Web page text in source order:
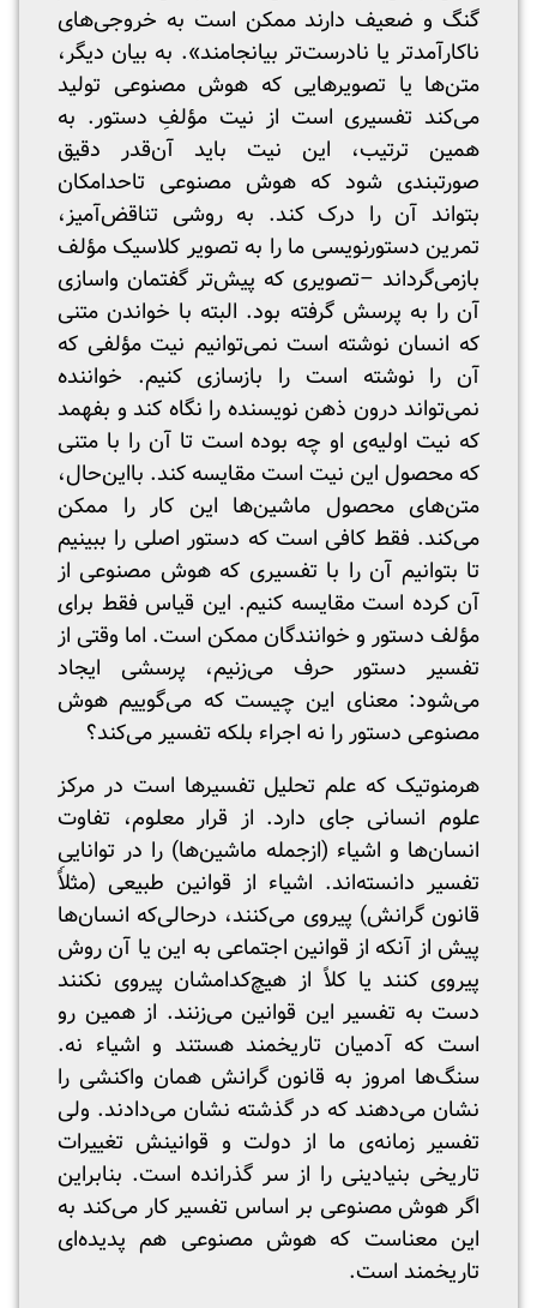
گنگ و ضعیف دارند ممکن است به خروجی‌های
ناکارآمدتر یا نادرست‌تر بیانجامند». به بیان دیگر،
متن‌ها یا تصویرهایی که هوش مصنوعی تولید
می‌کند تفسیری است از نیت مؤلفِ دستور. به
همین ترتیب، این نیت باید آن‌قدر دقیق
صورتبندی شود که هوش مصنوعی تاحدامکان
بتواند آن را درک کند. به روشی تناقض‌آمیز،
تمرین دستورنویسی ما را به تصویر کلاسیک مؤلف
بازمی‌گرداند –تصویری که پیش‌تر گفتمان واسازی
آن را به پرسش گرفته بود. البته با خواندن متنی
که انسان نوشته است نمی‌توانیم نیت مؤلفی که
آن را نوشته است را بازسازی کنیم. خواننده
نمی‌تواند درون ذهن نویسنده را نگاه کند و بفهمد
که نیت اولیه‌ی او چه بوده است تا آن را با متنی
که محصول این نیت است مقایسه کند. بااین‌حال،
متن‌های محصول ماشین‌ها این کار را ممکن
می‌کند. فقط کافی است که دستور اصلی را ببینیم
تا بتوانیم آن را با تفسیری که هوش مصنوعی از
آن کرده است مقایسه کنیم. این قیاس فقط برای
مؤلف دستور و خوانندگان ممکن است. اما وقتی از
تفسیر دستور حرف می‌زنیم، پرسشی ایجاد
می‌شود: معنای این چیست که می‌گوییم هوش
مصنوعی دستور را نه اجراء بلکه تفسیر می‌کند؟
هرمنوتیک که علم تحلیل تفسیرها است در مرکز
علوم انسانی جای دارد. از قرار معلوم، تفاوت
انسان‌ها و اشیاء (ازجمله ماشین‌ها) را در تواناییِ
تفسیر دانسته‌اند. اشیاء از قوانین طبیعی (مثلاً
قانون گرانش) پیروی می‌کنند، درحالی‌که انسان‌ها
پیش از آنکه از قوانین اجتماعی به این یا آن روش
پیروی کنند یا کلاً از هیچ‌کدامشان پیروی نکنند
دست به تفسیر این قوانین می‌زنند. از همین رو
است که آدمیان تاریخمند هستند و اشیاء نه.
سنگ‌ها امروز به قانون گرانش همان واکنشی را
نشان می‌دهند که در گذشته نشان می‌دادند. ولی
تفسیر زمانه‌ی ما از دولت و قوانینش تغییرات
تاریخی بنیادینی را از سر گذرانده است. بنابراین
اگر هوش مصنوعی بر اساس تفسیر کار می‌کند به
این معناست که هوش مصنوعی هم پدیده‌ای
تاریخمند است.